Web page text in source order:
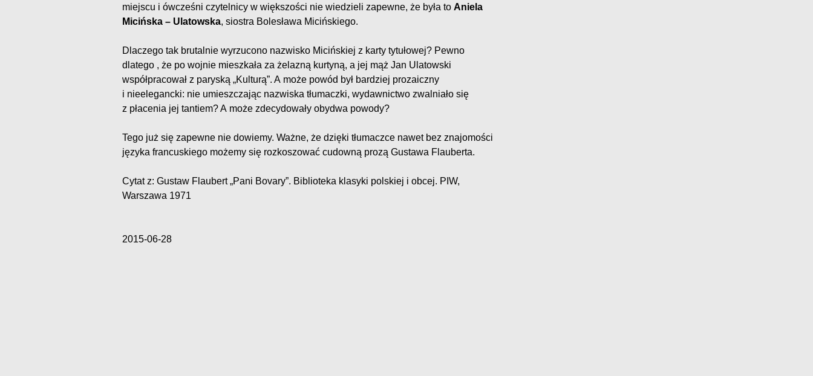
miejscu i ówcześni czytelnicy w większości nie wiedzieli zapewne, że była to Aniela
Micińska – Ulatowska, siostra Bolesława Micińskiego.
Dlaczego tak brutalnie wyrzucono nazwisko Micińskiej z karty tytułowej? Pewno
dlatego , że po wojnie mieszkała za żelazną kurtyną, a jej mąż Jan Ulatowski
współpracował z paryską „Kulturą”. A może powód był bardziej prozaiczny
i nieelegancki: nie umieszczając nazwiska tłumaczki, wydawnictwo zwalniało się
z płacenia jej tantiem? A może zdecydowały obydwa powody?
Tego już się zapewne nie dowiemy. Ważne, że dzięki tłumaczce nawet bez znajomości
języka francuskiego możemy się rozkoszować cudowną prozą Gustawa Flauberta.
Cytat z: Gustaw Flaubert „Pani Bovary”. Biblioteka klasyki polskiej i obcej. PIW,
Warszawa 1971
2015-06-28